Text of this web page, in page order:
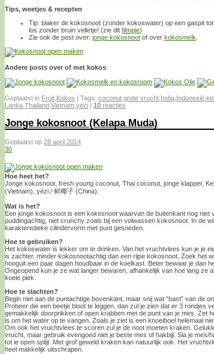
Tips, weetjes & recepten
Tip: blaker de kokosnoot (zonder kokoswater) op een gaspit
los zonder bruin velletje! (zie dit filmpje)
Zie ook de post over: jonge kokosnoot of over kokosmelk
Andere posts over of met kokos:
Geplaatst in Fruit Kokos Tags: coconut grote vrucht India Indonesië
Lanka Thailand Vietnam yé​zi 10 reacties
Jonge kokosnoot (Kelapa Muda)
Geplaatst op 28 april 2014
30
Hoe heet het?
Jonge kokosnoot, fresh young coconut, Thai coconut, jonge klapper,
(Vietnam), yé​zi​ / 鲜椰子 (China).
Wat is het?
Een jonge kokosnoot is een kokosnoot waarvan de buitenkant nog
puddingachtig, niet crunchy zoals bij een volwassen kokosnoot. In de
karakteristieke cilindervorm met punt gesneden.
Hoe te gebruiken?
Het kokoswater is lekker om te drinken. Van het vruchtvlees kun je je
is zachter, minder kokosnootachtig dan een rijpe kokosnoot. Zoek het
hooguit een paar dagen houdbaar in de koelkast. Beter bewaar je dan
Ongeopend kun je ze wat langer bewaren, afhankelijk van hoe lang ze
koele plek.
Hoe te slachten?
Begin niet aan de puntachtige bovenkant, maar snij wat “bast” van de
Probeer die een beetje bloot te leggen, dan zul je zien dat er 3 rondjes
gemakkelijk doorprikken of open krabben met de punt van je mes. Zet
is om het water op te vangen. Zoals je ziet is een knoeiboel helemaal
Om ook het vruchtvlees te scoren zul je de noot moeten kraken.
vrucht, maar gebruik evengoed niet je beste mes of hakbijl. Sla je
tot ie open splijt. Met grof geweld kraken kan natuurlijk ook. Het
heel makkelijk uitschrapen.